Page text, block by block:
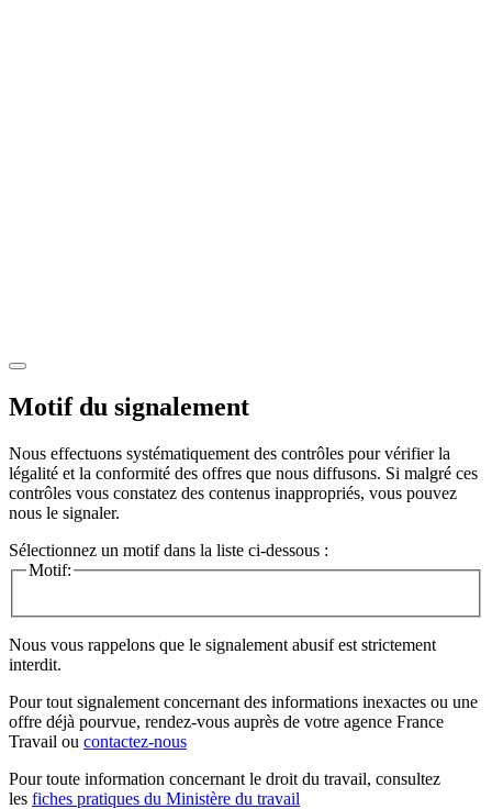
Motif du signalement
Nous effectuons systématiquement des contrôles pour vérifier la
légalité et la conformité des offres que nous diffusons. Si malgré ces
contrôles vous constatez des contenus inappropriés, vous pouvez
nous le signaler.
Sélectionnez un motif dans la liste ci-dessous :
Motif:
Nous vous rappelons que le signalement abusif est strictement
interdit.
Pour tout signalement concernant des informations inexactes ou une
offre déjà pourvue, rendez-vous auprès de votre agence France
Travail ou contactez-nous
Pour toute information concernant le droit du travail, consultez
les fiches pratiques du Ministère du travail